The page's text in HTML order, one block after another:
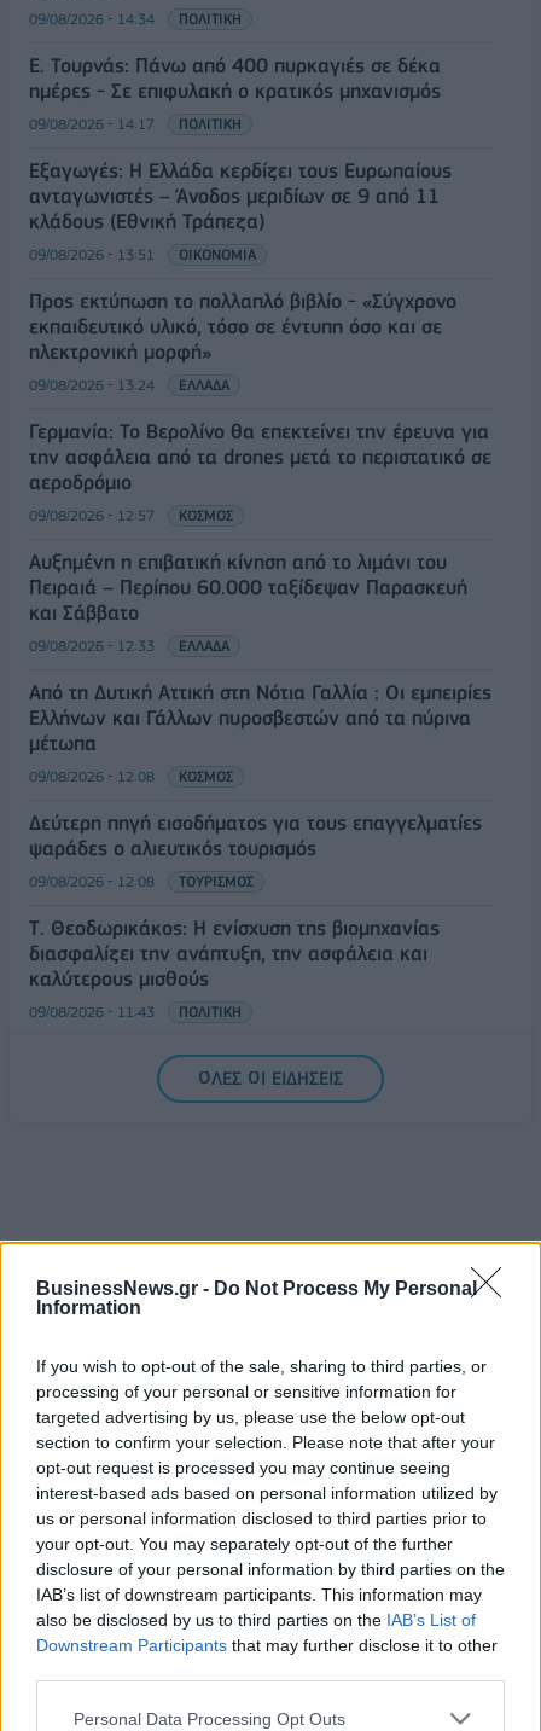
BusinessNews.gr - Do Not Process My Personal
Information
If you wish to opt-out of the sale, sharing to third parties, or
processing of your personal or sensitive information for
targeted advertising by us, please use the below opt-out
section to confirm your selection. Please note that after your
opt-out request is processed you may continue seeing
interest-based ads based on personal information utilized by
us or personal information disclosed to third parties prior to
your opt-out. You may separately opt-out of the further
disclosure of your personal information by third parties on the
IAB’s list of downstream participants. This information may
also be disclosed by us to third parties on the IAB’s List of
Downstream Participants that may further disclose it to other
Personal Data Processing Opt Outs
09/08/2026 - 14:34 ΠΟΛΙΤΙΚΗ
Ε. Τουρνάς: Πάνω από 400 πυρκαγιές σε δέκα
ημέρες - Σε επιφυλακή ο κρατικός μηχανισμός
09/08/2026 - 14:17 ΠΟΛΙΤΙΚΗ
Εξαγωγές: Η Ελλάδα κερδίζει τους Ευρωπαίους
ανταγωνιστές – Άνοδος μεριδίων σε 9 από 11
κλάδους (Εθνική Τράπεζα)
09/08/2026 - 13:51 ΟΙΚΟΝΟΜΙΑ
Προς εκτύπωση το πολλαπλό βιβλίο - «Σύγχρονο
εκπαιδευτικό υλικό, τόσο σε έντυπη όσο και σε
ηλεκτρονική μορφή»
09/08/2026 - 13:24 ΕΛΛΑΔΑ
Γερμανία: Το Βερολίνο θα επεκτείνει την έρευνα για
την ασφάλεια από τα drones μετά το περιστατικό σε
αεροδρόμιο
09/08/2026 - 12:57 ΚΟΣΜΟΣ
Αυξημένη η επιβατική κίνηση από το λιμάνι του
Πειραιά – Περίπου 60.000 ταξίδεψαν Παρασκευή
και Σάββατο
09/08/2026 - 12:33 ΕΛΛΑΔΑ
Από τη Δυτική Αττική στη Νότια Γαλλία : Οι εμπειρίες
Ελλήνων και Γάλλων πυροσβεστών από τα πύρινα
μέτωπα
09/08/2026 - 12:08 ΚΟΣΜΟΣ
Δεύτερη πηγή εισοδήματος για τους επαγγελματίες
ψαράδες ο αλιευτικός τουρισμός
09/08/2026 - 12:08 ΤΟΥΡΙΣΜΟΣ
Τ. Θεοδωρικάκος: Η ενίσχυση της βιομηχανίας
διασφαλίζει την ανάπτυξη, την ασφάλεια και
καλύτερους μισθούς
09/08/2026 - 11:43 ΠΟΛΙΤΙΚΗ
Υπ. Μεταφορών: Οριστική λύση στο ζήτημα των
πινακίδων κυκλοφορίας - Τέλος στις χρονοβόρες
ΟΛΕΣ ΟΙ ΕΙΔΗΣΕΙΣ
ΔΗΜΟΦΙΛΗ
Αλ. Τσίπρας: Στις 2 Σεπτεμβρίου η παρουσίαση του
οικονομικού προγράμματος της ΕΛ.Α.Σ. στη
Θεσσαλονίκη
09/08/2026 - 10:03 ΠΟΛΙΤΙΚΗ
Στα 15 δισ. ευρώ ο στόχος για νέα δάνεια το 2026
- Η «ακτινογραφία» της κερδοφορίας των
τραπεζών το α΄ εξάμηνο
09/08/2026 - 10:52 ΤΡΑΠΕΖΕΣ
Ισπανία – Ιταλία: Κλιμακώνεται η αντιπαράθεση
για το μεταναστευτικό με αμοιβαίους συνοριακούς
ελέγχους